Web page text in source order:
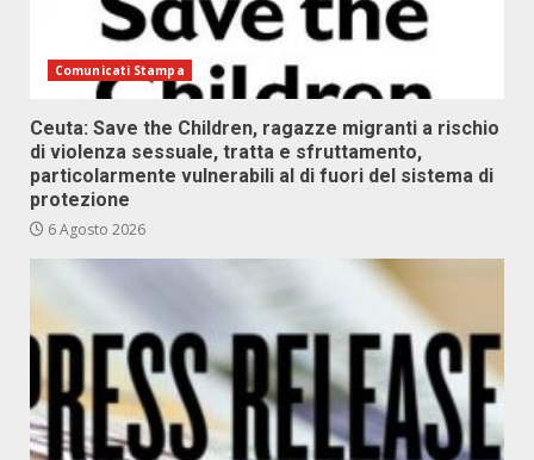
Comunicati Stampa
Ceuta: Save the Children, ragazze migranti a rischio
di violenza sessuale, tratta e sfruttamento,
particolarmente vulnerabili al di fuori del sistema di
protezione
6 Agosto 2026